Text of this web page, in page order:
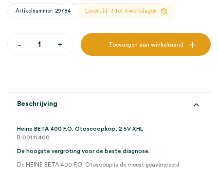
Artikelnummer: 29784 Levertijd: 3 tot 5 werkdagen
-
(1)
+ Toevoegen aan winkelmand
Beschrijving
Heine BETA 400 F.O. Otoscoopkop, 2.5V XHL
B-001.11.400
De hoogste vergroting voor de beste diagnose.
De HEINE BETA 400 F.O. Otoscoop is de meest geavanceerd